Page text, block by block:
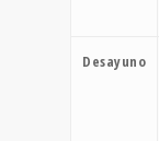
Desayuno